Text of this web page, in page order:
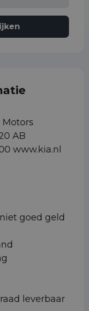
Motors
AB
www.kia.nl
goed geld
leverbaar